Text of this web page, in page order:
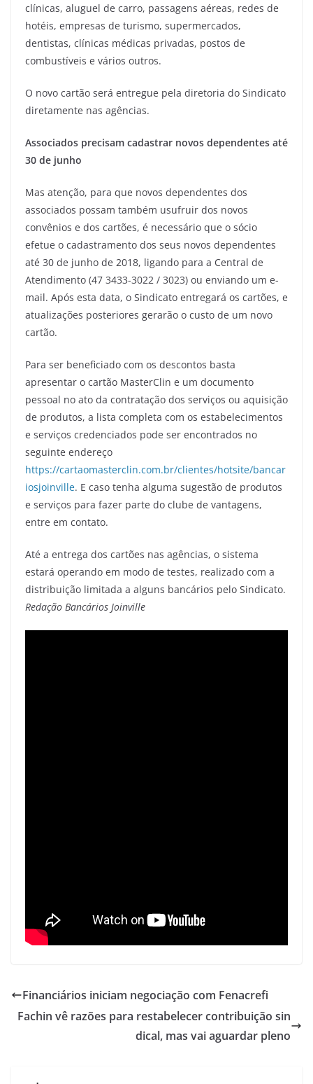
clínicas, aluguel de carro, passagens aéreas, redes de
hotéis, empresas de turismo, supermercados,
dentistas, clínicas médicas privadas, postos de
combustíveis e vários outros.
O novo cartão será entregue pela diretoria do Sindicato
diretamente nas agências.
Associados precisam cadastrar novos dependentes até
30 de junho
Mas atenção, para que novos dependentes dos
associados possam também usufruir dos novos
convênios e dos cartões, é necessário que o sócio
efetue o cadastramento dos seus novos dependentes
até 30 de junho de 2018, ligando para a Central de
Atendimento (47 3433-3022 / 3023) ou enviando um e-
mail. Após esta data, o Sindicato entregará os cartões, e
atualizações posteriores gerarão o custo de um novo
cartão.
Para ser beneficiado com os descontos basta
apresentar o cartão MasterClin e um documento
pessoal no ato da contratação dos serviços ou aquisição
de produtos, a lista completa com os estabelecimentos
e serviços credenciados pode ser encontrados no
seguinte endereço
https://cartaomasterclin.com.br/clientes/hotsite/bancar
iosjoinville. E caso tenha alguma sugestão de produtos
e serviços para fazer parte do clube de vantagens,
entre em contato.
Até a entrega dos cartões nas agências, o sistema
estará operando em modo de testes, realizado com a
distribuição limitada a alguns bancários pelo Sindicato.
Redação Bancários Joinville
Financiários iniciam negociação com Fenacrefi
Fachin vê razões para restabelecer contribuição sin
dical, mas vai aguardar pleno